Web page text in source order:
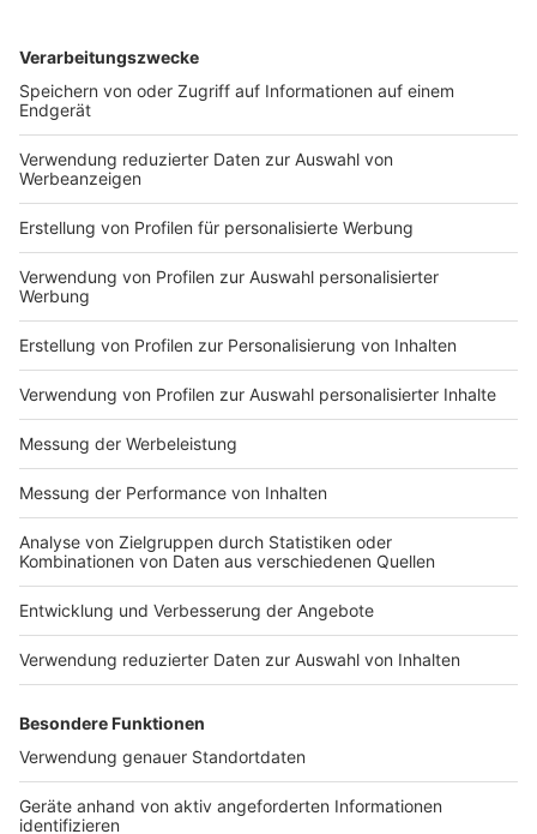
werden auch Bürgertests durchgeführt. Auch hierfür
ist ein Termin erforderlich.
Bürgertelefon von Stadt und StädteRegion Aachen
Für Bürgerinnen und Bürger von Stadt und
StädteRegion Aachen ist für allgemeine Informationen
(nicht für die persönliche medizinische Beratung!) rund
um das Thema eine Corona-Info-Hotline eingerichtet.
Diese ist montags bis freitags unter 0241/510051
8 Uhr bis 15 Uhrzu erreichen.
Infos zu aktuellen Entwicklungen
Die Arbeit der Krisenstäbe ist ausgerichtet an den
Erlassen und Entscheidungen der Bundes- und
Landesregierung. Die Seiten des
Bundesgesundheitsministeriums
der NRW-Staatskanzlei (www.land.nrw/corona), des
(www.mags.nrw.de) und des NRW-Ministeriums für
Kinder, Familie, Flüchtlinge und Integration
(www.mkffi.nrw.de) geben weitere Infos zu aktuellen
Entwicklungen. Nachzulesen sind wichtige